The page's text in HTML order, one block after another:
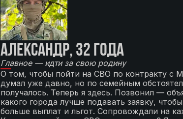
Александр, 32 года
Главное — идти за свою родину
О том, чтобы пойти на СВО по контракту с
думал уже давно, но по семейным
получалось. Теперь я здесь. Позвонил —
какого города лучше подавать заявку,
больше выплат и льгот. Сопровождали на